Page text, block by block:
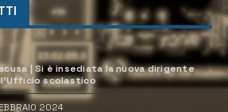
| Si è insediata la nuova dirigente
scolastico
2024